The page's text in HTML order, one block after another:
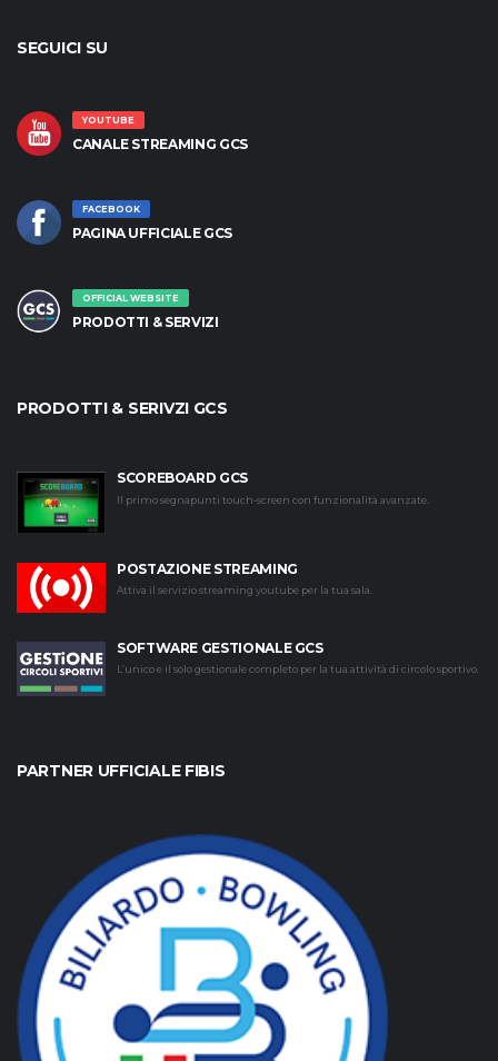
SEGUICI SU
YOUTUBE
CANALE STREAMING GCS
FACEBOOK
PAGINA UFFICIALE GCS
OFFICIAL WEBSITE
PRODOTTI & SERVIZI
PRODOTTI & SERIVZI GCS
SCOREBOARD GCS
Il primo segnapunti touch-screen con funzionalità avanzate.
POSTAZIONE STREAMING
Attiva il servizio streaming youtube per la tua sala.
SOFTWARE GESTIONALE GCS
L’unico e il solo gestionale completo per la tua attività di circolo sportivo.
PARTNER UFFICIALE FIBIS